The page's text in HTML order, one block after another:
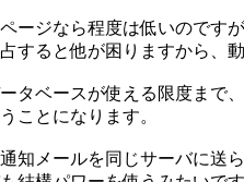
ージなら程度は低いのです
すると他が困りますから、
タベースが使える限度まで
ことになります。
知メールを同じサーバに送